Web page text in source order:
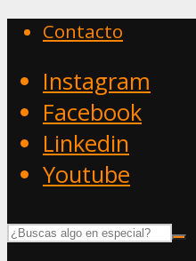
Contacto
Instagram
Facebook
Linkedin
Youtube